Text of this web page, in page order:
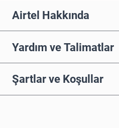
Airtel Hakkında
Yardım ve Talimatlar
Şartlar ve Koşullar